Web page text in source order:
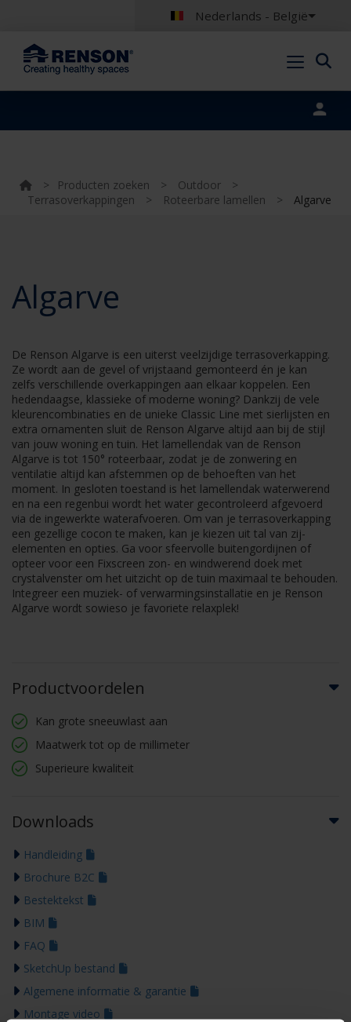
Nederlands - België
> Producten zoeken > Outdoor
>
Terrasoverkappingen
> Roteerbare lamellen > Algarve
Algarve
De Renson Algarve is een uiterst veelzijdige terrasoverkapping.
Ze wordt aan de gevel of vrijstaand gemonteerd én je kan
zelfs verschillende overkappingen aan elkaar koppelen. Een
hedendaagse, klassieke of moderne woning? Dankzij de vele
kleurencombinaties en de unieke Classic Line met sierlijsten en
extra ornamenten sluit de Renson Algarve altijd aan bij de stijl
van jouw woning en tuin. Het lamellendak van de Renson
Algarve is tot 150° roteerbaar, zodat je de zonwering en
ventilatie altijd kan afstemmen op de behoeften van het
moment. In gesloten toestand is het lamellendak waterwerend
en na een regenbui wordt het water gecontroleerd afgevoerd
via de ingewerkte waterafvoeren. Om van je terrasoverkapping
een gezellige cocon te maken, kan je kiezen uit tal van zij-
elementen en opties. Ga voor sfeervolle buitengordijnen of
opteer voor een Fixscreen zon- en windwerend doek met
crystalvenster om het uitzicht op de tuin maximaal te behouden.
Integreer een muziek- of verwarmingsinstallatie en je Renson
Algarve wordt sowieso je favoriete relaxplek!
Productvoordelen
Kan grote sneeuwlast aan
Maatwerk tot op de millimeter
Superieure kwaliteit
Downloads
Handleiding
Brochure B2C
Bestektekst
BIM
FAQ
SketchUp bestand
Algemene informatie & garantie
Montage video